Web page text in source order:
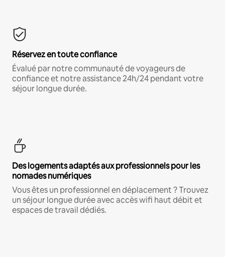
Réservez en toute confiance
Évalué par notre communauté de voyageurs de
confiance et notre assistance 24h/24 pendant votre
séjour longue durée.
Des logements adaptés aux professionnels pour les
nomades numériques
Vous êtes un professionnel en déplacement ? Trouvez
un séjour longue durée avec accès wifi haut débit et
espaces de travail dédiés.